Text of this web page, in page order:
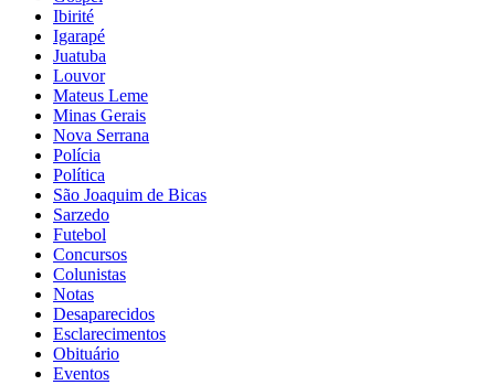
Ibirité
Igarapé
Juatuba
Louvor
Mateus Leme
Minas Gerais
Nova Serrana
Polícia
Política
São Joaquim de Bicas
Sarzedo
Futebol
Concursos
Colunistas
Notas
Desaparecidos
Esclarecimentos
Obituário
Eventos